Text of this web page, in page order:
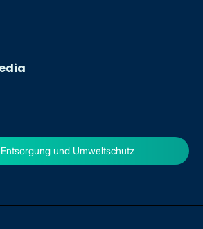
Entsorgung und Umweltschutz